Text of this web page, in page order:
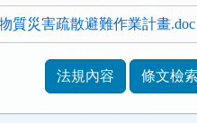
質災害疏散避難作業計畫.doc
法規內容 條文檢索